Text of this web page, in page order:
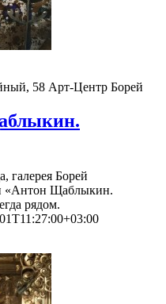
58 Арт-Центр Борей
галерея Борей
«Антон Щаблыкин.
рядом.